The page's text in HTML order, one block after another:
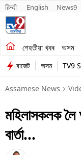
हिन्दी English News9
শেহতীয়া খবৰ অসম
শেহতীয়া খবৰ
অসম
ভাৰত
মনোৰঞ্জন
ব্যৱসায়
বাজেট অসম TV9
Assamese News
মহিলাসকলক লৈ
বাৰ্তা…